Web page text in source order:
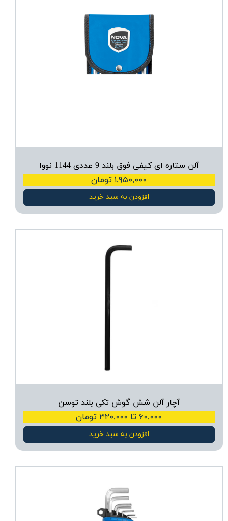
آلن ستاره ای کیفی فوق بلند 9 عددی 1144 نووا
۱,۹۵۰,۰۰۰ تومان
افزودن به سبد خرید
آچار آلن شش گوش تکی بلند توسن
۶۰,۰۰۰ تا ۳۲۰,۰۰۰ تومان
افزودن به سبد خرید